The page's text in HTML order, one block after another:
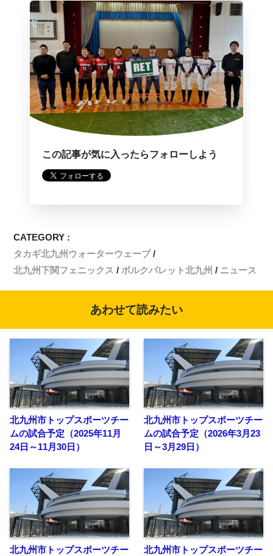
この記事が気に入ったらフォローしよう
CATEGORY :
タカギ北九州ウォーターウェーブ
北九州下関フェニックス
ボルクバレット北九州 ニュース
あわせて読みたい
北九州市トップスポーツチー
ムの試合予定（2025年11月
24日～11月30日）
北九州市トップスポーツチー
ムの試合予定（2026年3月23
日～3月29日）
北九州市トップスポーツチー
北九州市トップスポーツチー